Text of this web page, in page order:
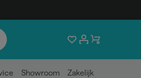
Showroom Zakelijk